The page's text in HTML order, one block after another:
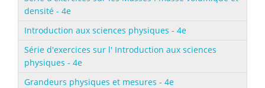
densité - 4e
Introduction aux sciences physiques - 4e
Série d'exercices sur l' Introduction aux sciences
physiques - 4e
Grandeurs physiques et mesures - 4e